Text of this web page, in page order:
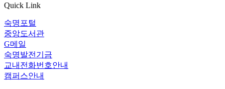
Quick Link
숙명포털
중앙도서관
G메일
숙명발전기금
교내전화번호안내
캠퍼스안내